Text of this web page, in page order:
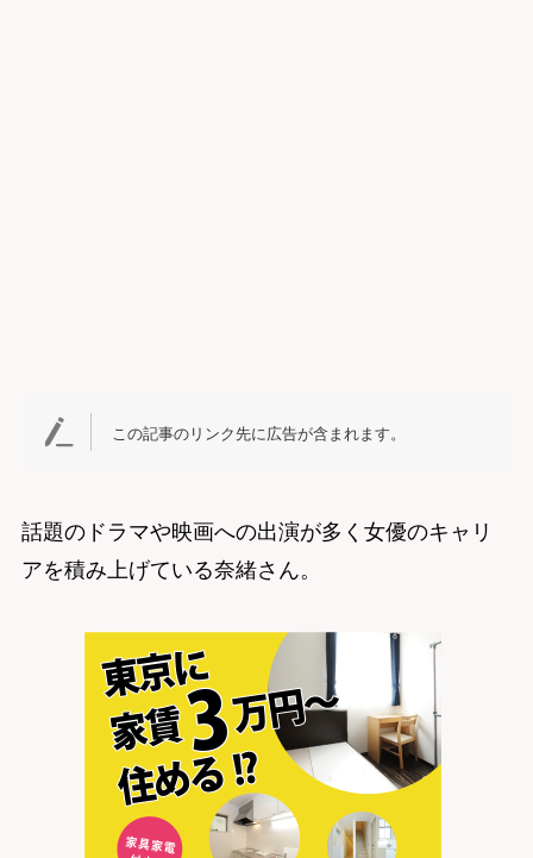
この記事のリンク先に広告が含まれます。
話題のドラマや映画への出演が多く女優のキャリ
アを積み上げている奈緒さん。